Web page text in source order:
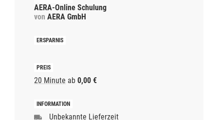
AERA-Online Schulung
von AERA GmbH
20 Minute ab 0,00 €
Unbekannte Lieferzeit